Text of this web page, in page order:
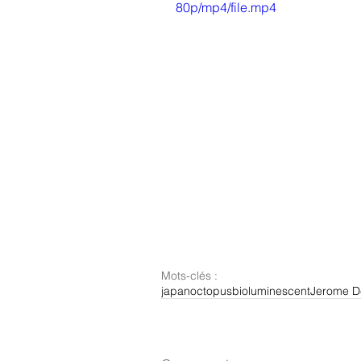
80p/mp4/file.mp4
Mots-clés :
japanoctopusbioluminescentJerome